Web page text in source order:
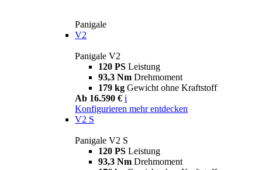
Panigale
V2
Panigale V2
120 PS Leistung
93,3 Nm Drehmoment
179 kg Gewicht ohne Kraftstoff
Ab 16.590 € i
Konfigurieren mehr entdecken
V2 S
Panigale V2 S
120 PS Leistung
93,3 Nm Drehmoment